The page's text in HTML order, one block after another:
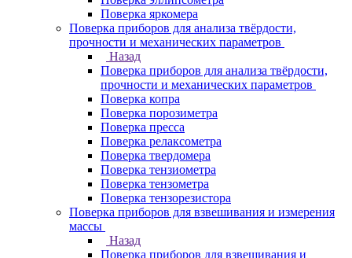
Поверка яркомера
Поверка приборов для анализа твёрдости,
прочности и механических параметров
Назад
Поверка приборов для анализа твёрдости,
прочности и механических параметров
Поверка копра
Поверка порозиметра
Поверка пресса
Поверка релаксометра
Поверка твердомера
Поверка тензиометра
Поверка тензометра
Поверка тензорезистора
Поверка приборов для взвешивания и измерения
массы
Назад
Поверка приборов для взвешивания и